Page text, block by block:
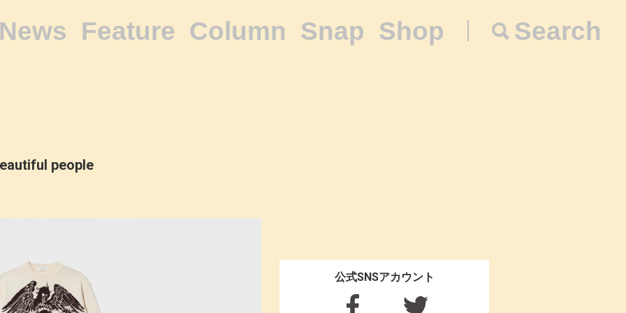
Feature Column Snap Shop Search
people
公式SNSアカウント